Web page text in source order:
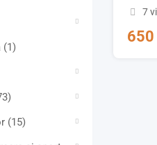
(1)
(15)
7
650